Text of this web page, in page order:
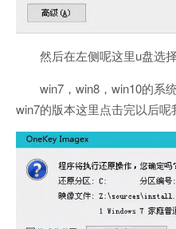
然后在左侧呢这里u盘选择
win7，win8，win10的系
win7的版本这里点击完以后